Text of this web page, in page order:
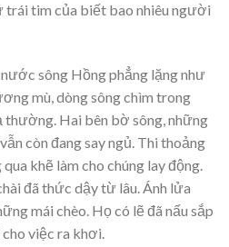
trái tim của biết bao nhiêu người
sông Hồng phẳng lặng như
mù, dòng sông chìm trong
thường. Hai bên bờ sông, những
còn đang say ngủ. Thi thoảng
khẽ làm cho chúng lay động.
đã thức dậy từ lâu. Ánh lửa
mái chèo. Họ có lẽ đã nấu sắp
việc ra khơi.